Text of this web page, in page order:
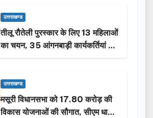
उत्तराखण्ड
तीलू रौतेली पुरस्कार के लिए 13 महिलाओं
का चयन, 35 आंगनबाड़ी कार्यकर्तियां भी
होंगी सम्मानित…
उत्तराखण्ड
मसूरी विधानसभा को 17.80 करोड़ की
विकास योजनाओं की सौगात, सीएम धामी